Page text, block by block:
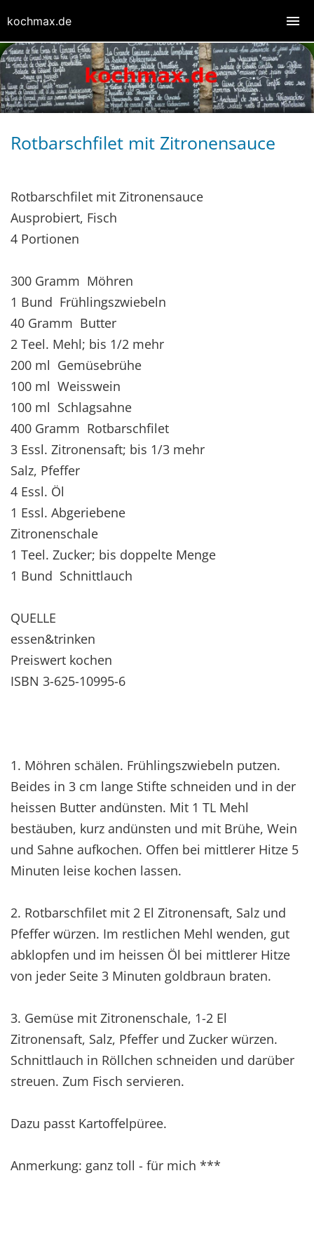
Rotbarschfilet mit Zitronensauce
Rotbarschfilet mit Zitronensauce
Ausprobiert, Fisch
4 Portionen
300 Gramm Möhren
1 Bund Frühlingszwiebeln
40 Gramm Butter
2 Teel. Mehl; bis 1/2 mehr
200 ml Gemüsebrühe
100 ml Weisswein
100 ml Schlagsahne
400 Gramm Rotbarschfilet
3 Essl. Zitronensaft; bis 1/3 mehr
Salz, Pfeffer
4 Essl. Öl
1 Essl. Abgeriebene
Zitronenschale
1 Teel. Zucker; bis doppelte Menge
1 Bund Schnittlauch
QUELLE
essen&trinken
Preiswert kochen
ISBN 3-625-10995-6
1. Möhren schälen. Frühlingszwiebeln putzen.
Beides in 3 cm lange Stifte schneiden und in der
heissen Butter andünsten. Mit 1 TL Mehl
bestäuben, kurz andünsten und mit Brühe, Wein
und Sahne aufkochen. Offen bei mittlerer Hitze 5
Minuten leise kochen lassen.
2. Rotbarschfilet mit 2 El Zitronensaft, Salz und
Pfeffer würzen. Im restlichen Mehl wenden, gut
abklopfen und im heissen Öl bei mittlerer Hitze
von jeder Seite 3 Minuten goldbraun braten.
3. Gemüse mit Zitronenschale, 1-2 El
Zitronensaft, Salz, Pfeffer und Zucker würzen.
Schnittlauch in Röllchen schneiden und darüber
streuen. Zum Fisch servieren.
Dazu passt Kartoffelpüree.
Anmerkung: ganz toll - für mich ***
kochmax.de